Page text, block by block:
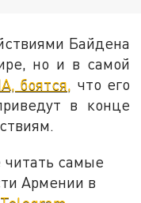
Байдена
но и в самой
боятся, что его
в конце
самые
Армении в